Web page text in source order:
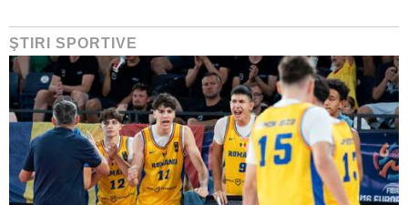
ŞTIRI SPORTIVE